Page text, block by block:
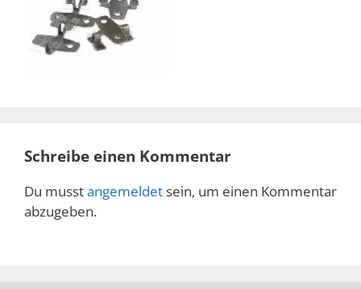
Schreibe einen Kommentar
Du musstangemeldet sein, um einen Kommentar
abzugeben.